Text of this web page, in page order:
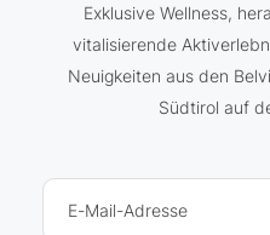
Exklusive Wellness,
vitalisierende
Neuigkeiten aus den
Südtirol auf
E-Mail-Adresse